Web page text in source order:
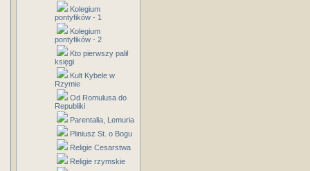
Kolegium
pontyfików - 1
Kolegium
pontyfików - 2
Kto pierwszy palił
księgi
Kult Kybele w
Rzymie
Od Romulusa do
Republiki
Parentalia, Lemuria
Pliniusz St. o Bogu
Religie Cesarstwa
Religie rzymskie